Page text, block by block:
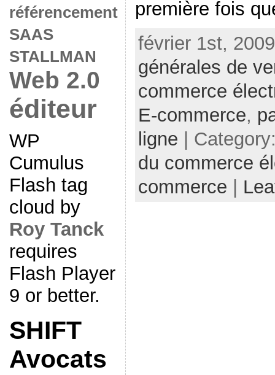
référencement
SAAS
STALLMAN
Web 2.0
éditeur
WP
Cumulus
Flash tag
cloud by
Roy Tanck
requires
Flash Player
9 or better.
SHIFT
Avocats
première fois
février 1st,
générales de
commerce
E-commerce,
ligne |
du commerce
commerce |